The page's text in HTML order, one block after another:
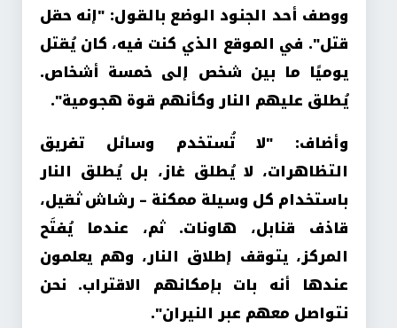
ووصف أحد الجنود الوضع بالقول: "إنه حقل
قتل". في الموقع الذي كنت فيه، كان يُقتل
يوميًا ما بين شخص إلى خمسة أشخاص.
يُطلق عليهم النار وكأنهم قوة هجومية".
وأضاف: "لا تُستخدم وسائل تفريق
التظاهرات، لا يُطلق غاز، بل يُطلق النار
باستخدام كل وسيلة ممكنة – رشاش ثقيل،
قاذف قنابل، هاونات. ثم، عندما يُفتَح
المركز، يتوقف إطلاق النار، وهم يعلمون
عندها أنه بات بإمكانهم الاقتراب. نحن
نتواصل معهم عبر النيران".